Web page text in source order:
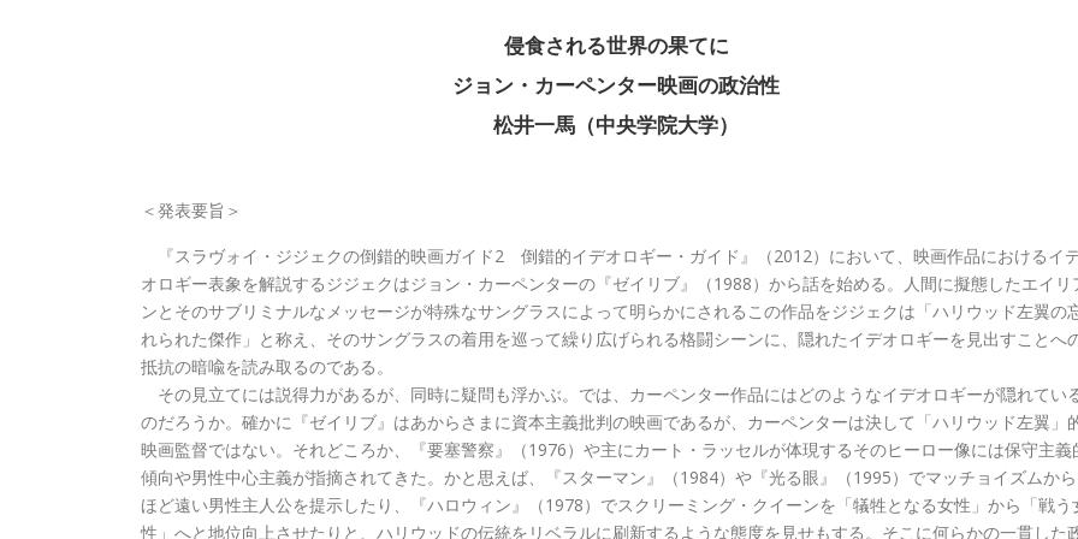
侵食される世界の果てに
ジョン・カーペンター映画の政治性
松井一馬（中央学院大学）
＜発表要旨＞
『スラヴォイ・ジジェクの倒錯的映画ガイド2 倒錯的イデオロギー・ガイド』（2012）において、映画作品におけるイ
オロギー表象を解説するジジェクはジョン・カーペンターの『ゼイリブ』（1988）から話を始める。人間に擬態したエイリ
ンとそのサブリミナルなメッセージが特殊なサングラスによって明らかにされるこの作品をジジェクは「ハリウッド左翼の
れられた傑作」と称え、そのサングラスの着用を巡って繰り広げられる格闘シーンに、隠れたイデオロギーを見出すことへ
抵抗の暗喩を読み取るのである。
その見立てには説得力があるが、同時に疑問も浮かぶ。では、カーペンター作品にはどのようなイデオロギーが隠れてい
のだろうか。確かに『ゼイリブ』はあからさまに資本主義批判の映画であるが、カーペンターは決して「ハリウッド左翼」
映画監督ではない。それどころか、『要塞警察』（1976）や主にカート・ラッセルが体現するそのヒーロー像には保守主義
傾向や男性中心主義が指摘されてきた。かと思えば、『スターマン』（1984）や『光る眼』（1995）でマッチョイズムから
ほど遠い男性主人公を提示したり、『ハロウィン』（1978）でスクリーミング・クイーンを「犠牲となる女性」から「戦う
性」へと地位向上させたりと、ハリウッドの伝統をリベラルに刷新するような態度を見せもする。そこに何らかの一貫した